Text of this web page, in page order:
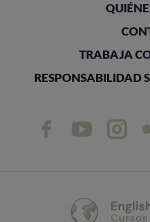
TRABAJA
RESPONSABILIDAD